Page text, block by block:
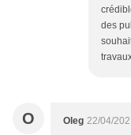
des
O Oleg 22/04/